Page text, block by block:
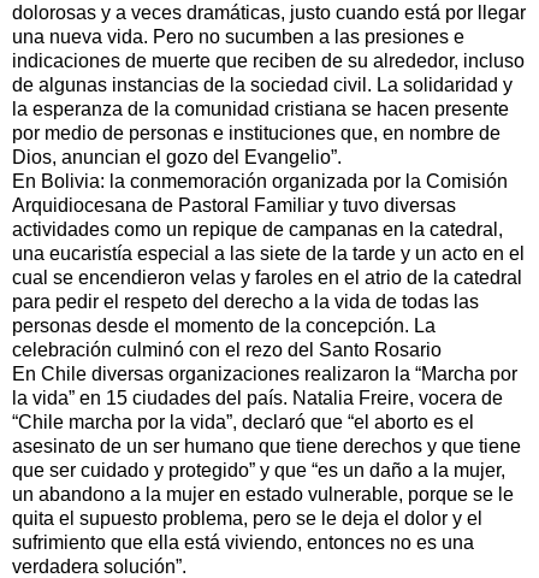
dolorosas y a veces dramáticas, justo cuando está por llegar
una nueva vida. Pero no sucumben a las presiones e
indicaciones de muerte que reciben de su alrededor, incluso
de algunas instancias de la sociedad civil. La solidaridad y
la esperanza de la comunidad cristiana se hacen presente
por medio de personas e instituciones que, en nombre de
Dios, anuncian el gozo del Evangelio”.
En Bolivia: la conmemoración organizada por la Comisión
Arquidiocesana de Pastoral Familiar y tuvo diversas
actividades como un repique de campanas en la catedral,
una eucaristía especial a las siete de la tarde y un acto en el
cual se encendieron velas y faroles en el atrio de la catedral
para pedir el respeto del derecho a la vida de todas las
personas desde el momento de la concepción. La
celebración culminó con el rezo del Santo Rosario
En Chile diversas organizaciones realizaron la “Marcha por
la vida” en 15 ciudades del país. Natalia Freire, vocera de
“Chile marcha por la vida”, declaró que “el aborto es el
asesinato de un ser humano que tiene derechos y que tiene
que ser cuidado y protegido” y que “es un daño a la mujer,
un abandono a la mujer en estado vulnerable, porque se le
quita el supuesto problema, pero se le deja el dolor y el
sufrimiento que ella está viviendo, entonces no es una
verdadera solución”.